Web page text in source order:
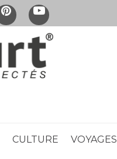
CULTURE VOYAGES